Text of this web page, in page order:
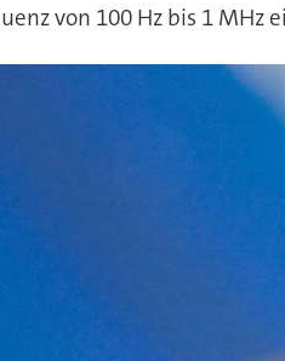
von 100 Hz bis 1 MHz